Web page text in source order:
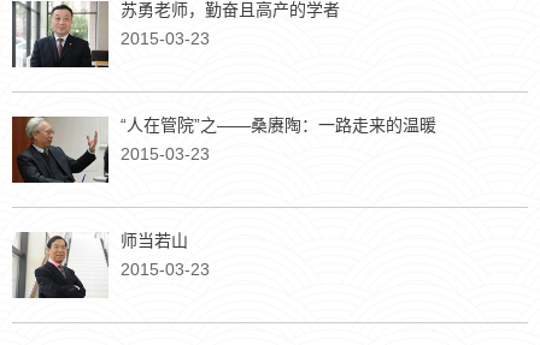
苏勇老师，勤奋且高产的学者
2015-03-23
“人在管院”之——桑赓陶：一路走来的温暖
2015-03-23
师当若山
2015-03-23